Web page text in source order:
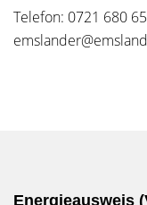
Telefon: 0721 680
Energieausweis